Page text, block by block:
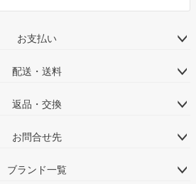
お支払い
配送・送料
返品・交換
お問合せ先
ブランド一覧